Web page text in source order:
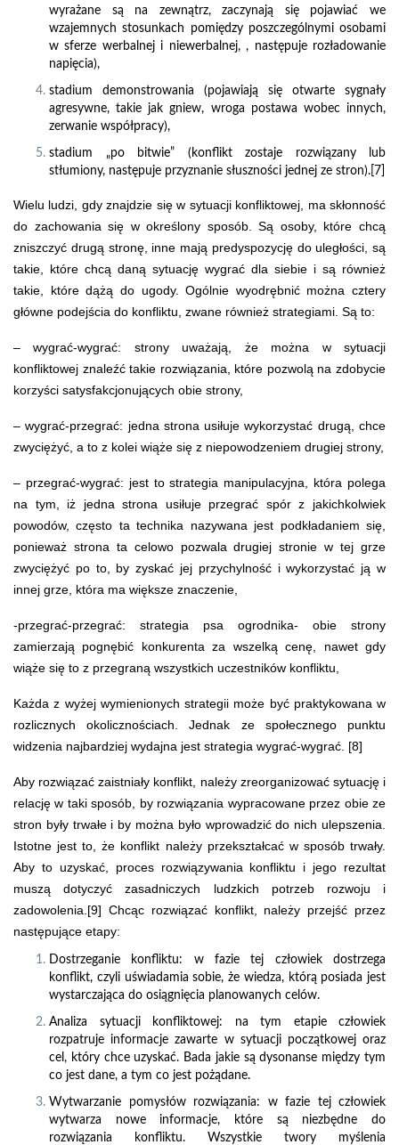
wyrażane są na zewnątrz, zaczynają się pojawiać we
wzajemnych stosunkach pomiędzy poszczególnymi osobami
w sferze werbalnej i niewerbalnej, , następuje rozładowanie
napięcia),
stadium demonstrowania (pojawiają się otwarte sygnały
agresywne, takie jak gniew, wroga postawa wobec innych,
zerwanie współpracy),
stadium „po bitwie” (konflikt zostaje rozwiązany lub
stłumiony, następuje przyznanie słuszności jednej ze stron).[7]
Wielu ludzi, gdy znajdzie się w sytuacji konfliktowej, ma skłonność
do zachowania się w określony sposób. Są osoby, które chcą
zniszczyć drugą stronę, inne mają predyspozycję do uległości, są
takie, które chcą daną sytuację wygrać dla siebie i są również
takie, które dążą do ugody. Ogólnie wyodrębnić można cztery
główne podejścia do konfliktu, zwane również strategiami. Są to:
– wygrać-wygrać: strony uważają, że można w sytuacji
konfliktowej znaleźć takie rozwiązania, które pozwolą na zdobycie
korzyści satysfakcjonujących obie strony,
– wygrać-przegrać: jedna strona usiłuje wykorzystać drugą, chce
zwyciężyć, a to z kolei wiąże się z niepowodzeniem drugiej strony,
– przegrać-wygrać: jest to strategia manipulacyjna, która polega
na tym, iż jedna strona usiłuje przegrać spór z jakichkolwiek
powodów, często ta technika nazywana jest podkładaniem się,
ponieważ strona ta celowo pozwala drugiej stronie w tej grze
zwyciężyć po to, by zyskać jej przychylność i wykorzystać ją w
innej grze, która ma większe znaczenie,
-przegrać-przegrać: strategia psa ogrodnika- obie strony
zamierzają pognębić konkurenta za wszelką cenę, nawet gdy
wiąże się to z przegraną wszystkich uczestników konfliktu,
Każda z wyżej wymienionych strategii może być praktykowana w
rozlicznych okolicznościach. Jednak ze społecznego punktu
widzenia najbardziej wydajna jest strategia wygrać-wygrać. [8]
Aby rozwiązać zaistniały konflikt, należy zreorganizować sytuację i
relację w taki sposób, by rozwiązania wypracowane przez obie ze
stron były trwałe i by można było wprowadzić do nich ulepszenia.
Istotne jest to, że konflikt należy przekształcać w sposób trwały.
Aby to uzyskać, proces rozwiązywania konfliktu i jego rezultat
muszą dotyczyć zasadniczych ludzkich potrzeb rozwoju i
zadowolenia.[9] Chcąc rozwiązać konflikt, należy przejść przez
następujące etapy:
Dostrzeganie konfliktu: w fazie tej człowiek dostrzega
konflikt, czyli uświadamia sobie, że wiedza, którą posiada jest
wystarczająca do osiągnięcia planowanych celów.
Analiza sytuacji konfliktowej: na tym etapie człowiek
rozpatruje informacje zawarte w sytuacji początkowej oraz
cel, który chce uzyskać. Bada jakie są dysonanse między tym
co jest dane, a tym co jest pożądane.
Wytwarzanie pomysłów rozwiązania: w fazie tej człowiek
wytwarza nowe informacje, które są niezbędne do
rozwiązania konfliktu. Wszystkie twory myślenia